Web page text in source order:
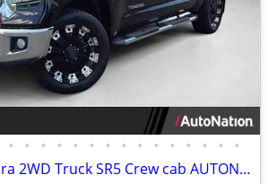
• • • • • • • • • • • • • • •
2016 Toyota Tundra 2WD Truck SR5 Crew cab AUTONATION